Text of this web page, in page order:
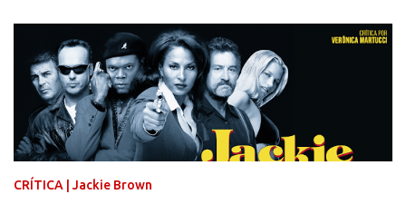
remake , já que a história do elefantinho voador foi reinventada de forma
mais realista, se adequando perfeitamente a proposta. Não há animais
falantes, por exemplo, mas nem por isso o tom lúdico e infantil é deixado
de lado. Apesar da relevância histórica, o filme supera a animação original
em termos visuais e narrativos, , superando a animação original em termos
visuais e narrativos. A história começa quando o pai das crianças, Holt
Ferrier (Colin Farrell), uma ex-estrela de circo, volta da guerra e se depara
com os filhos de...
CRÍTICA | Jackie Brown